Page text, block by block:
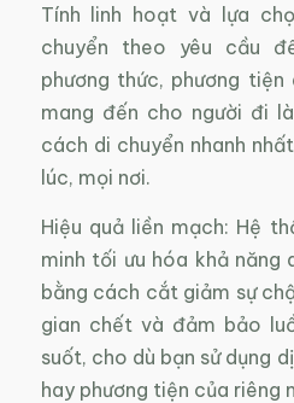
Tính linh hoạt và lựa
chuyển theo yêu cầu
phương thức, phương
mang đến cho người đi
cách di chuyển nhanh
lúc, mọi nơi.
Hiệu quả liền mạch: Hệ
minh tối ưu hóa khả năng
bằng cách cắt giảm sự
gian chết và đảm bảo
suốt, cho dù bạn sử dụng
hay phương tiện của riêng